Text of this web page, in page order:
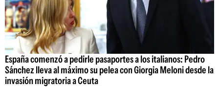
España comenzó a pedirle pasaportes a los italianos: Pedro
Sánchez lleva al máximo su pelea con Giorgia Meloni desde la
invasión migratoria a Ceuta